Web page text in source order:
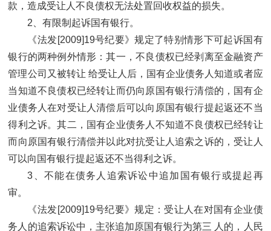
款，造成受让人不良债权无法处置回收权益的损失。
2、有限制起诉国有银行。
《法发[2009]19号纪要》规定了特别情形下可起诉国有
银行的两种例外情形：其一，不良债权已经剥离至金融资产
管理公司又被转让 给受让人后，国有企业债务人知道或者应
当知道不良债权已经转让而仍向原国有银行清偿的，国有企
业债务人在对受让人清偿后可以向原国有银行提起返还不当
得利之诉。其二，国有企业债务人不知道不良债权已经转让
而向原国有银行清偿并以此对抗受让人追索之诉的，受让人
可以向国有银行提起返还不当得利之诉。
3、不能在债务人追索诉讼中追加国有银行或提起再
审。
《法发[2009]19号纪要》规定：受让人在对国有企业债
务人的追索诉讼中，主张追加原国有银行为第三 人的，人民